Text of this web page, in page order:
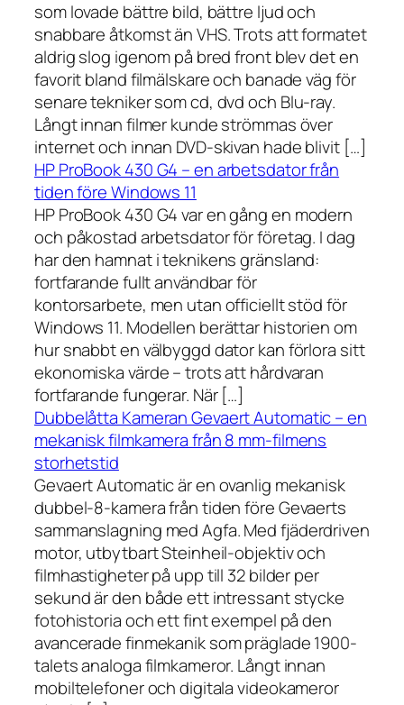
som lovade bättre bild, bättre ljud och
snabbare åtkomst än VHS. Trots att formatet
aldrig slog igenom på bred front blev det en
favorit bland filmälskare och banade väg för
senare tekniker som cd, dvd och Blu-ray.
Långt innan filmer kunde strömmas över
internet och innan DVD-skivan hade blivit […]
HP ProBook 430 G4 – en arbetsdator från
tiden före Windows 11
HP ProBook 430 G4 var en gång en modern
och påkostad arbetsdator för företag. I dag
har den hamnat i teknikens gränsland:
fortfarande fullt användbar för
kontorsarbete, men utan officiellt stöd för
Windows 11. Modellen berättar historien om
hur snabbt en välbyggd dator kan förlora sitt
ekonomiska värde – trots att hårdvaran
fortfarande fungerar. När […]
Dubbelåtta Kameran Gevaert Automatic – en
mekanisk filmkamera från 8 mm-filmens
storhetstid
Gevaert Automatic är en ovanlig mekanisk
dubbel-8-kamera från tiden före Gevaerts
sammanslagning med Agfa. Med fjäderdriven
motor, utbytbart Steinheil-objektiv och
filmhastigheter på upp till 32 bilder per
sekund är den både ett intressant stycke
fotohistoria och ett fint exempel på den
avancerade finmekanik som präglade 1900-
talets analoga filmkameror. Långt innan
mobiltelefoner och digitala videokameror